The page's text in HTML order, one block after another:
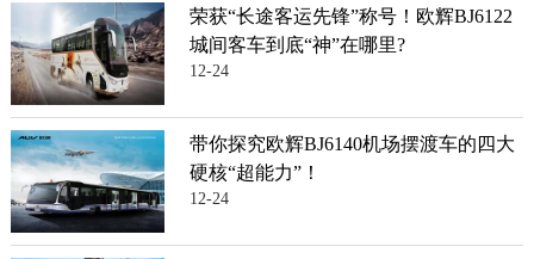
荣获“长途客运先锋”称号！欧辉BJ6122
城间客车到底“神”在哪里?
12-24
带你探究欧辉BJ6140机场摆渡车的四大
硬核“超能力”！
12-24